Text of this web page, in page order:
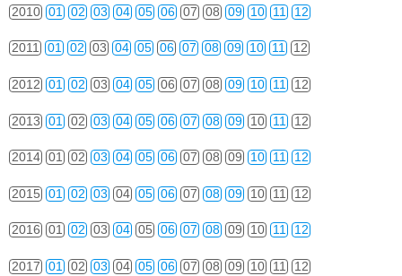
2010 01 02 03 04 05 06 07 08 09 10 11 12
2011 01 02 03 04 05 06 07 08 09 10 11 12
2012 01 02 03 04 05 06 07 08 09 10 11 12
2013 01 02 03 04 05 06 07 08 09 10 11 12
2014 01 02 03 04 05 06 07 08 09 10 11 12
2015 01 02 03 04 05 06 07 08 09 10 11 12
2016 01 02 03 04 05 06 07 08 09 10 11 12
2017 01 02 03 04 05 06 07 08 09 10 11 12